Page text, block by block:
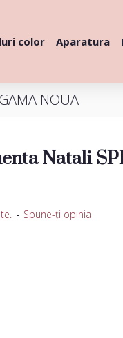
color Aparatura
NOUA
Natali
- Spune-ţi opinia